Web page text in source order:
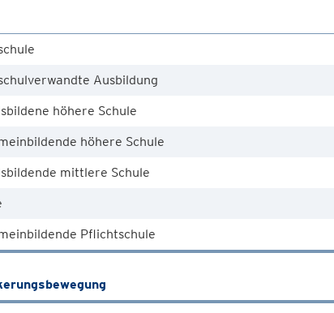
Ausbildung
höhere Schule
höhere Schule
mittlere Schule
Pflichtschule